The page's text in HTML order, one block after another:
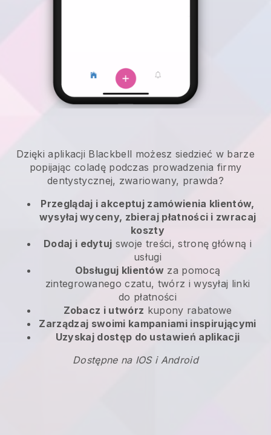
Dzięki aplikacji Blackbell możesz siedzieć w barze
popijając coladę podczas prowadzenia firmy
dentystycznej, zwariowany, prawda?
Przeglądaj i akceptuj zamówienia klientów,
wysyłaj wyceny, zbieraj płatności i zwracaj
koszty
Dodaj i edytuj swoje treści, stronę główną i
usługi
Obsługuj klientów za pomocą
zintegrowanego czatu, twórz i wysyłaj linki
do płatności
Zobacz i utwórz kupony rabatowe
Zarządzaj swoimi kampaniami inspirującymi
Uzyskaj dostęp do ustawień aplikacji
Dostępne na IOS i Android